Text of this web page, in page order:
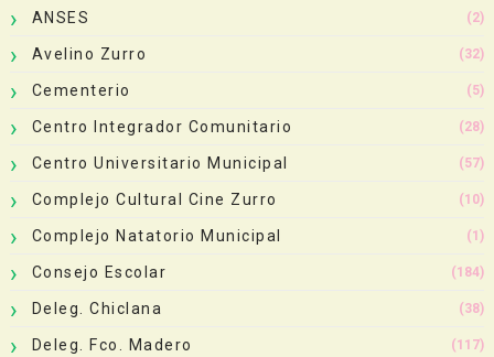
ANSES (2)
Avelino Zurro (32)
Cementerio (5)
Centro Integrador Comunitario (28)
Centro Universitario Municipal (57)
Complejo Cultural Cine Zurro (10)
Complejo Natatorio Municipal (1)
Consejo Escolar (184)
Deleg. Chiclana (38)
Deleg. Fco. Madero (117)